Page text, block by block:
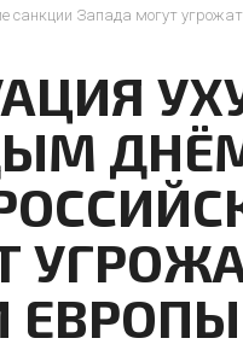
санкции Запада могут
ЕВРОПЫ